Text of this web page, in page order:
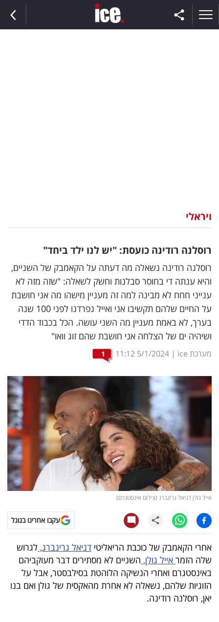
וצרכנות
וטק
שיווק
ופרסום
משפט
מדדים
ומחקרים
דעות
רכילות
עסקית
קריפטו
ויראלי
טלוויזיה
עסקי
ספורט
קריירה
ולימודים
מינויים
ויראלי
רוסלנה רודינה כועסת: "יש לנו ילד ביחד"
רוסלנה רודינה נשאלה מה דעתה על הקאמבק של השניים,
והיא ענתה די בחוסר סבלנות וחשק לשאלה: "שזה מזה לא
ענייני חחח לא מבינה למה זה מעניין מישהו מה אני חושבת
על החיים שלהם תקשיבו אני ואייל נפרדנו לפני 100 שנה
בערך, לא באמת מעניין מה השני עושה. הכל בכבוד הדדי
ושיהיה ים של הצלחה אני חושבת שהם זוג וואו"
מערכת ice |
5/1/2024
11:12
1
אייל גולן דניאל גרינברג (צילום אינסטגרם)
עקבו אחרינו בגוגל
אחרי הקאמבק של כוכבת הריאליטי דניאל גרינברג, לגרוש
שלה הזמר אייל גולן, השניים לא מסתירים דבר מעוקביהם
באינסטגרם ואחרי הנשיקה הלוהטת בסילבסטר, אבל על
הזוגיות שלהם, נשאלה לא אחרת מהאקסית של גולן ואם בנו
יאן, רוסלנה רודינה.